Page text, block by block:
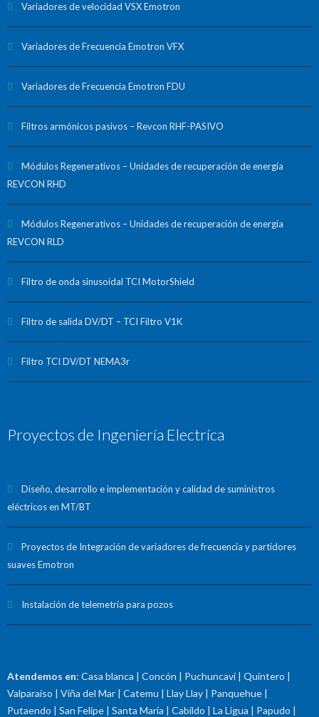
Variadores de velocidad VSX Emotron
Variadores de Frecuencia Emotron VFX
Variadores de Frecuencia Emotron FDU
Filtros armónicos pasivos – Revcon RHF-PASIVO
Módulos Regenerativos – Unidades de recuperación de energía
REVCON RHD
Módulos Regenerativos – Unidades de recuperación de energía
REVCON RLD
Filtro de onda sinusoidal TCI MotorShield
Filtro de salida DV/DT – TCI Filtro V1K
Filtro TCI DV/DT NEMA3r
Proyectos de Ingeniería Electríca
Diseño, desarrollo e implementación y calidad de suministros
eléctricos en MT/BT
Proyectos de Integración de variadores de frecuencia y partidores
suaves Emotron
Instalación de telemetría para pozos
Atendemos en: Casa blanca | Concón | Puchuncaví | Quintero |
Valparaíso | Viña del Mar | Catemu | Llay Llay | Panquehue |
Putaendo | San Felipe | Santa María | Cabildo | La Ligua | Papudo |